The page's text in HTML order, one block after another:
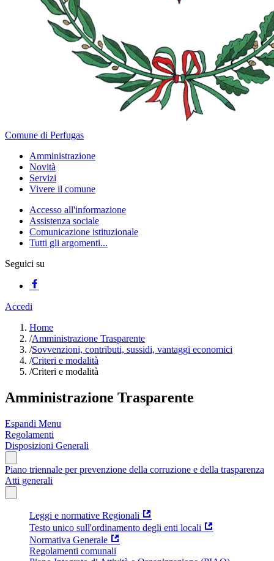
Comune di Perfugas
Amministrazione
Novità
Servizi
Vivere il comune
Accesso all'informazione
Assistenza sociale
Comunicazione istituzionale
Tutti gli argomenti...
Seguici su
Accedi
Home
/Amministrazione Trasparente
/Sovvenzioni, contributi, sussidi, vantaggi economici
/Criteri e modalità
/Criteri e modalità
Amministrazione Trasparente
Espandi Menu
Regolamenti
Disposizioni Generali
Piano triennale per prevenzione della corruzione e della trasparenza
Atti generali
Leggi e normative Regionali
Testo unico sull'ordinamento degli enti locali
Normativa Generale
Regolamenti comunali